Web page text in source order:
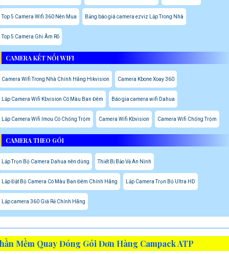
Top 5 Camera Wifi 360 Nên Mua Bảng báo giá camera ezviz Lắp Trong Nhà
Top 5 Camera Ghi Âm Rõ
CAMERA KẾT NỐI WIFI
Camera Wifi Trong Nhà Chính Hãng Hikvision Camera Kbone Xoay 360
Lắp Camera Wifi Kbvision Có Màu Ban Đêm Báo gia camera wifi Dahua
Lắp Camera Wifi Imou Có Chống Trộm Camera Wifi Kbvision Camera Wifi Chống Trộm
CAMERA THEO GÓI
Lắp Trọn Bộ Camera Dahua nên dùng Thiết Bị Bảo Vệ An Ninh
Lắp Đặt Bộ Camera Có Màu Ban Đêm Chính Hãng Lắp Camera Trọn Bộ Ultra HD
Lắp camera 360 Giá Rẻ Chính Hãng
Mềm Quay Đóng Gói Đơn Hàng Campack ATP